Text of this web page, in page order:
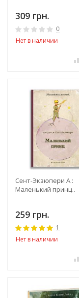
309 грн.
0
Нет в наличии
Сент-Экзюпери А.:
Маленький принц..
259 грн.
1
Нет в наличии